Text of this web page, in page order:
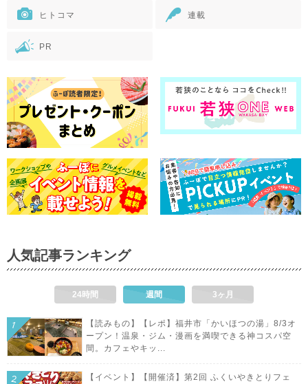
ヒトコマ 連載
PR
人気記事ランキング
24時間 週間 3ヶ月
【読みもの】【レポ】福井市「かいほつの湯」8/3オ
ープン！温泉・ジム・漫画を満喫できる神コスパ空
間。カフェやキッ...
【イベント】【開催済】第2回 ふくいやきとりフェ